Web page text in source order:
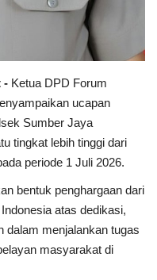
- Ketua DPD Forum
ucapan
Sumber Jaya
tingkat lebih tinggi dari
periode 1 Juli 2026.
bentuk penghargaan dari
atas dedikasi,
dalam menjalankan tugas
masyarakat di